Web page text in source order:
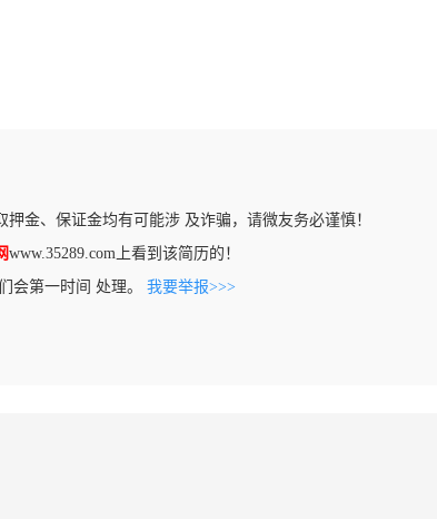
金、保证金均有可能涉 及诈骗，请微友务必谨慎！
www.35289.com上看到该简历的！
会第一时间 处理。 我要举报>>>